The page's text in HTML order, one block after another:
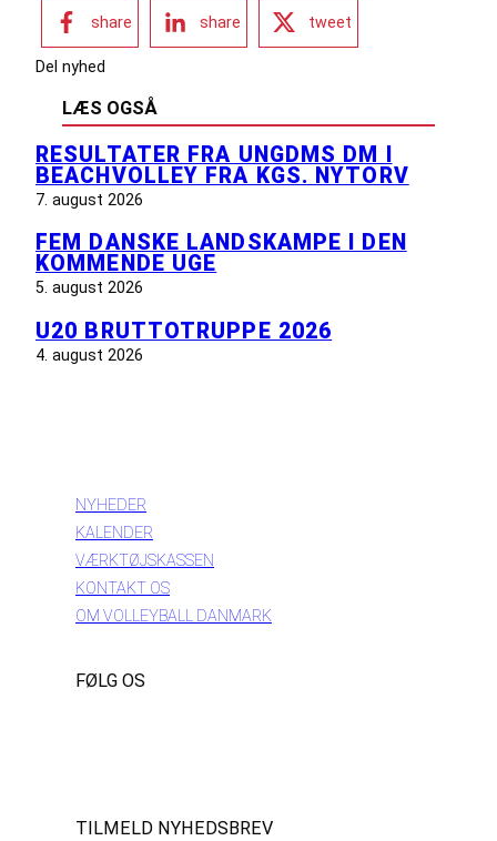
share share tweet
Del nyhed
LÆS OGSÅ
RESULTATER FRA UNGDMS DM I
BEACHVOLLEY FRA KGS. NYTORV
7. august 2026
FEM DANSKE LANDSKAMPE I DEN
KOMMENDE UGE
5. august 2026
U20 BRUTTOTRUPPE 2026
4. august 2026
NYHEDER
KALENDER
VÆRKTØJSKASSEN
KONTAKT OS
OM VOLLEYBALL DANMARK
FØLG OS
TILMELD NYHEDSBREV